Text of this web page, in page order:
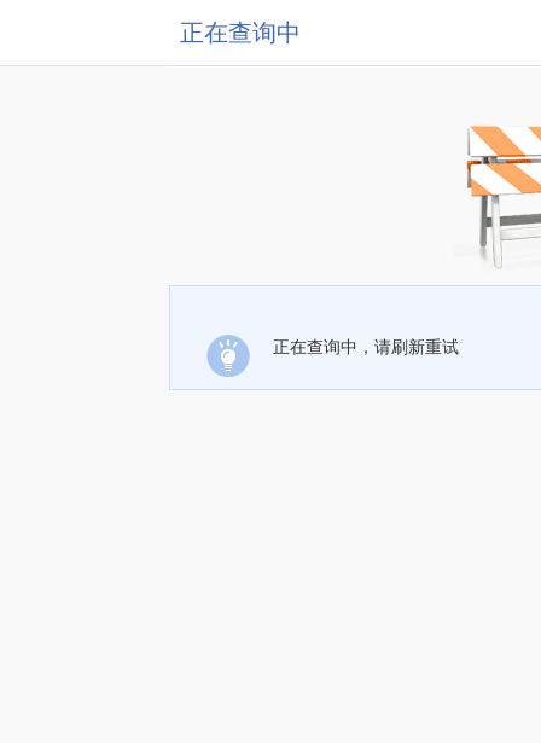
正在查询中
正在查询中，请刷新重试